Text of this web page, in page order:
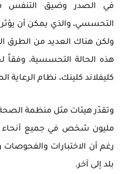
في الصدر وضيق التنفس
التحسسي، والذي يمكن أن يؤثر
ولكن هناك العديد من الطرق
هذه الحالة التحسسية،
كليفلاند كلينك، نظام الرعاية
مليون شخص في جميع أنحاء
رغم أن الاختبارات
بلد إلى آخر.